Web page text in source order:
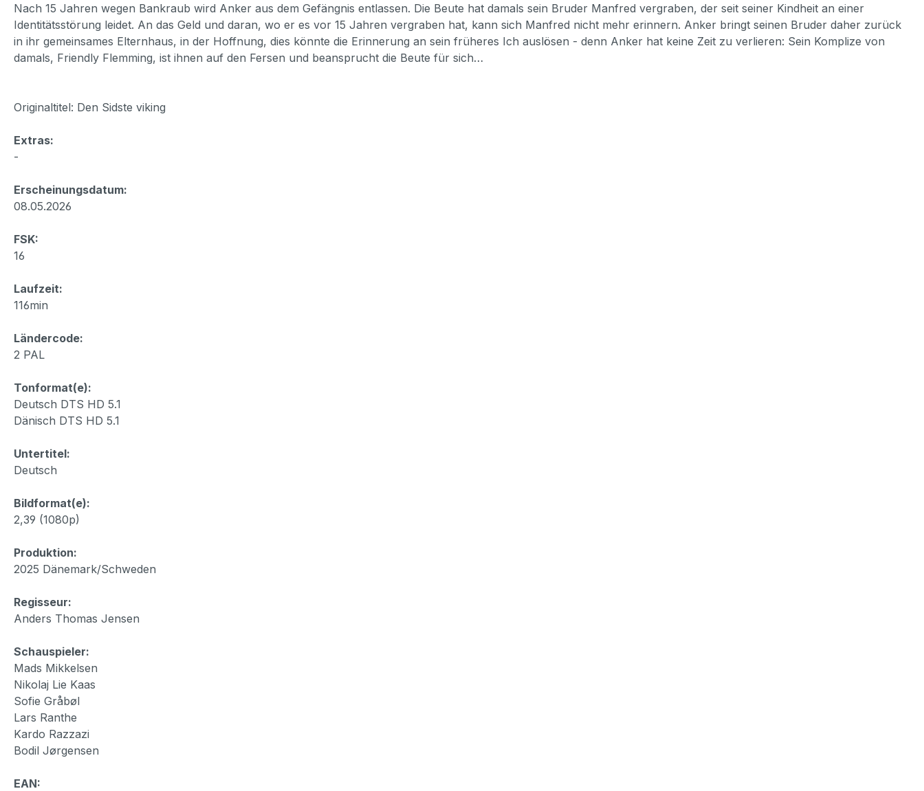
Nach 15 Jahren wegen Bankraub wird Anker aus dem Gefängnis entlassen. Die Beute hat damals sein Bruder Manfred vergraben, der seit seiner Kindheit an einer
Identitätsstörung leidet. An das Geld und daran, wo er es vor 15 Jahren vergraben hat, kann sich Manfred nicht mehr erinnern. Anker bringt seinen Bruder daher zurück
in ihr gemeinsames Elternhaus, in der Hoffnung, dies könnte die Erinnerung an sein früheres Ich auslösen - denn Anker hat keine Zeit zu verlieren: Sein Komplize von
damals, Friendly Flemming, ist ihnen auf den Fersen und beansprucht die Beute für sich…
Originaltitel: Den Sidste viking
Extras:
-
Erscheinungsdatum:
08.05.2026
FSK:
16
Laufzeit:
116min
Ländercode:
2 PAL
Tonformat(e):
Deutsch DTS HD 5.1
Dänisch DTS HD 5.1
Untertitel:
Deutsch
Bildformat(e):
2,39 (1080p)
Produktion:
2025 Dänemark/Schweden
Regisseur:
Anders Thomas Jensen
Schauspieler:
Mads Mikkelsen
Nikolaj Lie Kaas
Sofie Gråbøl
Lars Ranthe
Kardo Razzazi
Bodil Jørgensen
EAN: